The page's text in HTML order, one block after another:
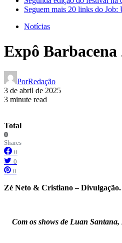
Seguem mais 20 links do
Notícias
Expô Barbacena
PorRedação
3 de abril de 2025
3 minute read
Total
0
Shares
0
0
0
Zé Neto & Cristiano – Divulgação.
Com os shows de Luan